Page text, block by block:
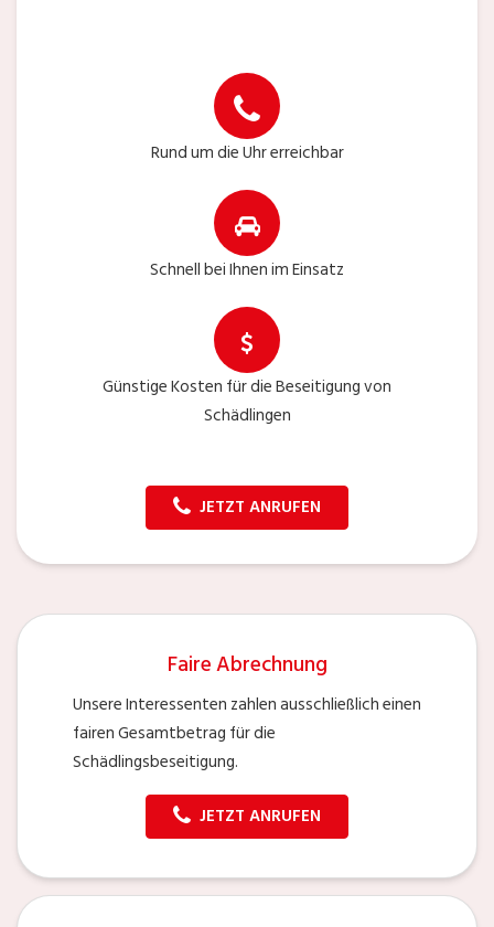
Rund um die Uhr erreichbar
Schnell bei Ihnen im Einsatz
Günstige Kosten für die Beseitigung von
Schädlingen
JETZT ANRUFEN
Faire Abrechnung
Unsere Interessenten zahlen ausschließlich einen
fairen Gesamtbetrag für die
Schädlingsbeseitigung.
JETZT ANRUFEN